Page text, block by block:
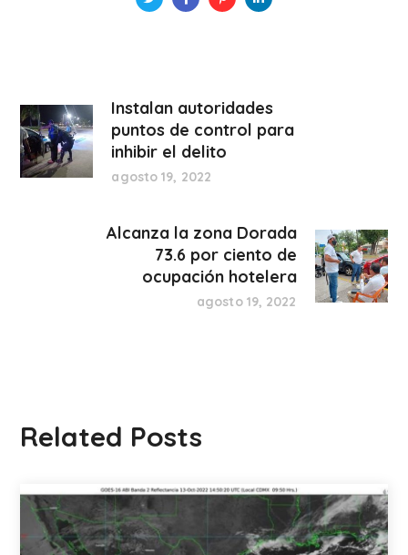
Instalan autoridades
puntos de control para
inhibir el delito
agosto 19, 2022
Alcanza la zona Dorada
73.6 por ciento de
ocupación hotelera
agosto 19, 2022
Related Posts